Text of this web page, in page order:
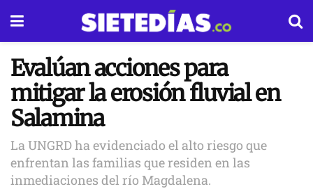
Evalúan acciones para
mitigar la erosión fluvial en
Salamina
La UNGRD ha evidenciado el alto riesgo que
enfrentan las familias que residen en las
inmediaciones del río Magdalena.